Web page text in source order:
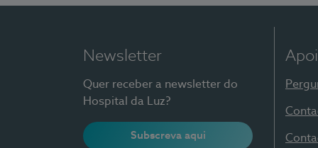
Newsletter
Quer receber a newsletter do
Hospital da Luz?
Subscreva aqui